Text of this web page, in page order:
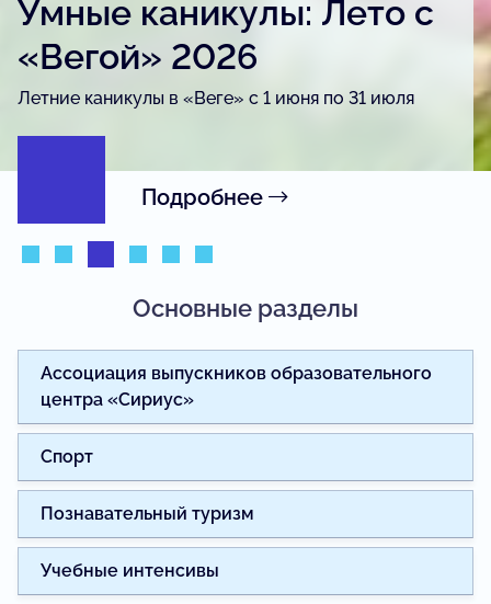
Умные каникулы: Лето с
«Вегой» 2026
Летние каникулы в «Веге» с 1 июня по 31 июля
Подробнее
Основные разделы
Ассоциация выпускников образовательного
центра «Сириус»
Спорт
Познавательный туризм
Учебные интенсивы